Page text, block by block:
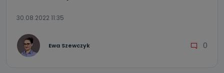
30.08.2022 11:35
Ewa Szewczyk 0